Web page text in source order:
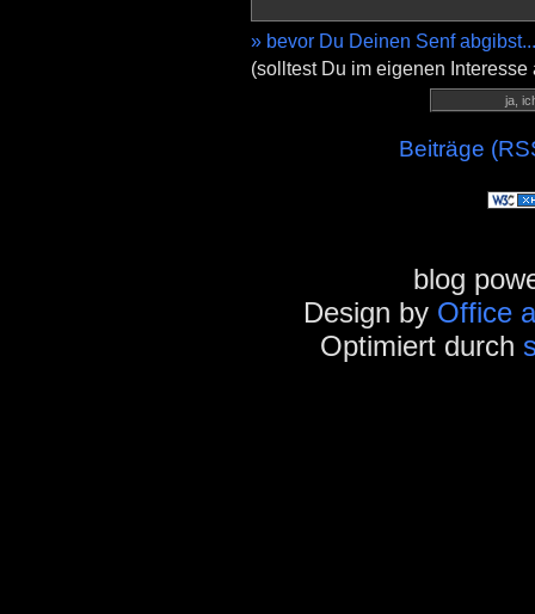
» bevor Du Deinen Senf abgibst...
(solltest Du im eigenen
Beiträge
blog
Design by Office
Optimiert durch